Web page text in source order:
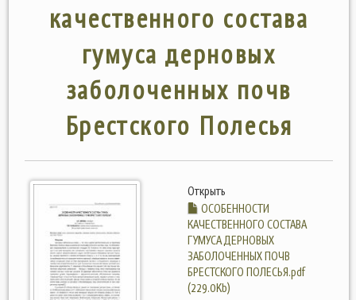
качественного состава
гумуса дерновых
заболоченных почв
Брестского Полесья
Открыть
ОСОБЕННОСТИ
КАЧЕСТВЕННОГО СОСТАВА
ГУМУСА ДЕРНОВЫХ
ЗАБОЛОЧЕННЫХ ПОЧВ
БРЕСТСКОГО ПОЛЕСЬЯ.pdf
(229.0Kb)